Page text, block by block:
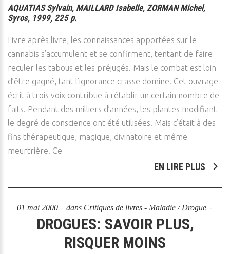
AQUATIAS Sylvain, MAILLARD Isabelle, ZORMAN Michel,
Syros, 1999, 225 p.
Livre après livre, les connaissances apportées sur le
cannabis s’accumulent et se confirment, tentant de faire
reculer les tabous et les préjugés. Mais le combat est loin
d’être gagné, tant l’ignorance crasse domine. Cet ouvrage
écrit à trois voix contribue à rétablir un certain nombre de
faits. Pendant des milliers d’années, les plantes modifiant
le degré de conscience ont été utilisées. Mais c’était à des
fins thérapeutique, magique, divinatoire et même
meurtrière. Ce
EN LIRE PLUS
01 mai 2000 dans Critiques de livres - Maladie / Drogue
DROGUES: SAVOIR PLUS,
RISQUER MOINS